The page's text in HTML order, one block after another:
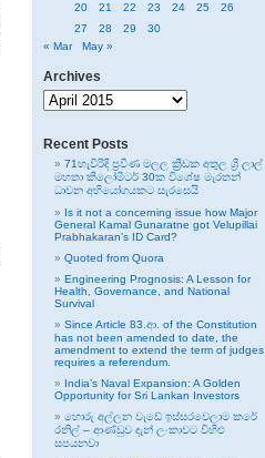
20
21 22 23 24 25
26
27
28 29
30
« Mar
May »
Archives
Archives
Recent Posts
71හැවිරිදි ප්‍රවීණ මලල ක්‍රීඩක අතුල ශ්‍රී ලාල්
මහතා කිලෝමීටර් 30ක විශේෂ මැරතන්
ධාවන අභියෝගයකට සැරසෙයි
Is it not a concerning issue how Major
General Kamal Gunaratne got Velupillai
Prabhakaran’s ID Card?
Quoted from Quora
Engineering Prognosis: A Lesson for
Health, Governance, and National
Survival
Since Article 83.ආ. of the Constitution
has not been amended to date, the
amendment to extend the term of judges
requires a referendum.
India’s Naval Expansion: A Golden
Opportunity for Sri Lankan Investors
හොරු අල්ලන වැඩේ ඉස්සරවෙලාම කරේ
රනිල් – ආණ්ඩුව දැන් ලංකාවට විහිළු
සපයනවා